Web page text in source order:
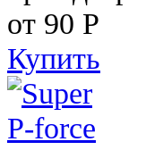
от 90 Р
Купить